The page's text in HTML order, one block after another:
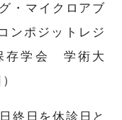
・マイクロアブ
ンポジットレジ
存学会 学術大
終日を休診日と